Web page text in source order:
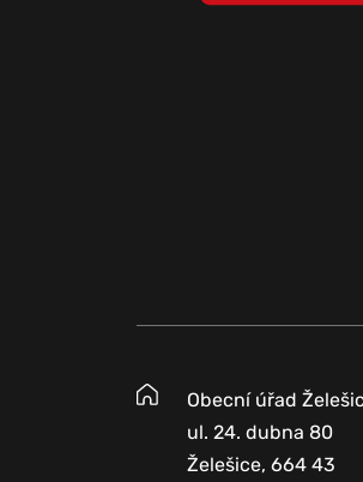
Obecní úřad
ul. 24. dubna 80
Želešice, 664 43